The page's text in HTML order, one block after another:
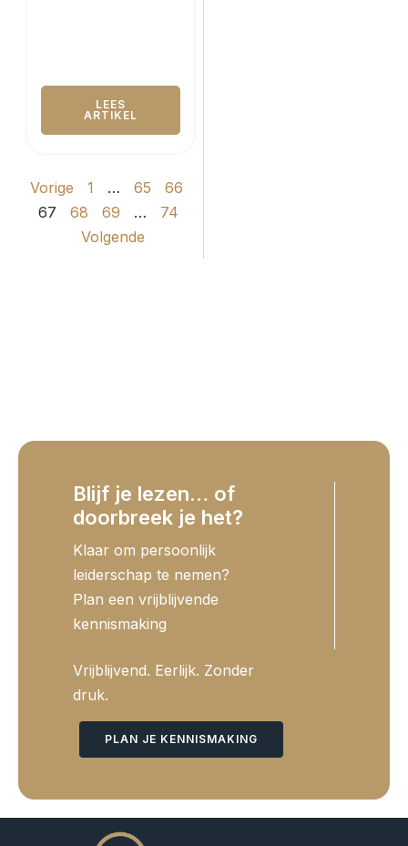
LEES
ARTIKEL
Vorige 1 … 65
66
67
68 69 …
74
Volgende
Blijf je lezen… of
doorbreek je het?
Klaar om persoonlijk
leiderschap te nemen?
Plan een vrijblijvende
kennismaking
Vrijblijvend. Eerlijk. Zonder
druk.
PLAN JE KENNISMAKING